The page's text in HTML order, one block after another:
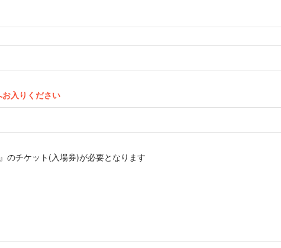
入りください
のチケット(入場券)が必要となります